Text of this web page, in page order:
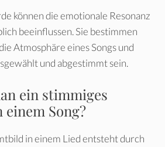
können die emotionale Resonanz
beeinflussen. Sie bestimmen
Atmosphäre eines Songs und
und abgestimmt sein.
ein stimmiges
Song?
in einem Lied entsteht durch